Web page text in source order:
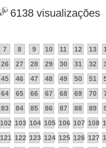
6138 visualizações
7 8 9 10 11 12 13
26 27 28 29 30 31 32
45 46 47 48 49 50 51
64 65 66 67 68 69 70
83 84 85 86 87 88 89
102 103 104 105 106 107 108
121 122 123 124 125 126 127